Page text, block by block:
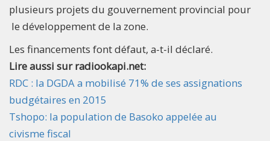
plusieurs projets du gouvernement provincial pour
le développement de la zone.
Les financements font défaut, a-t-il déclaré.
Lire aussi sur radiookapi.net:
RDC : la DGDA a mobilisé 71% de ses assignations
budgétaires en 2015
Tshopo: la population de Basoko appelée au
civisme fiscal